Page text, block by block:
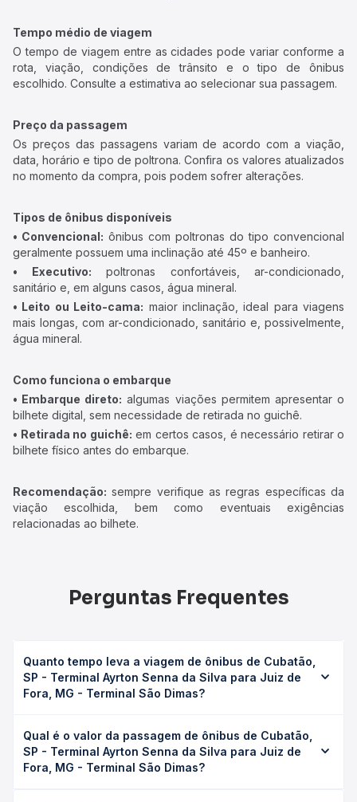
Tempo médio de viagem
O tempo de viagem entre as cidades pode variar conforme a
rota, viação, condições de trânsito e o tipo de ônibus
escolhido. Consulte a estimativa ao selecionar sua passagem.
Preço da passagem
Os preços das passagens variam de acordo com a viação,
data, horário e tipo de poltrona. Confira os valores atualizados
no momento da compra, pois podem sofrer alterações.
Tipos de ônibus disponíveis
• Convencional: ônibus com poltronas do tipo convencional
geralmente possuem uma inclinação até 45º e banheiro.
• Executivo: poltronas confortáveis, ar-condicionado,
sanitário e, em alguns casos, água mineral.
• Leito ou Leito-cama: maior inclinação, ideal para viagens
mais longas, com ar-condicionado, sanitário e, possivelmente,
água mineral.
Como funciona o embarque
• Embarque direto: algumas viações permitem apresentar o
bilhete digital, sem necessidade de retirada no guichê.
• Retirada no guichê: em certos casos, é necessário retirar o
bilhete físico antes do embarque.
Recomendação: sempre verifique as regras específicas da
viação escolhida, bem como eventuais exigências
relacionadas ao bilhete.
Perguntas Frequentes
Quanto tempo leva a viagem de ônibus de Cubatão,
SP - Terminal Ayrton Senna da Silva para Juiz de
Fora, MG - Terminal São Dimas?
Senna da Silva para Juiz de Fora, MG - Terminal São
Dimas leva em média 11h 17min, podendo variar conforme
a viação, o tipo de serviço (convencional, executivo ou
Qual é o valor da passagem de ônibus de Cubatão,
SP - Terminal Ayrton Senna da Silva para Juiz de
Fora, MG - Terminal São Dimas?